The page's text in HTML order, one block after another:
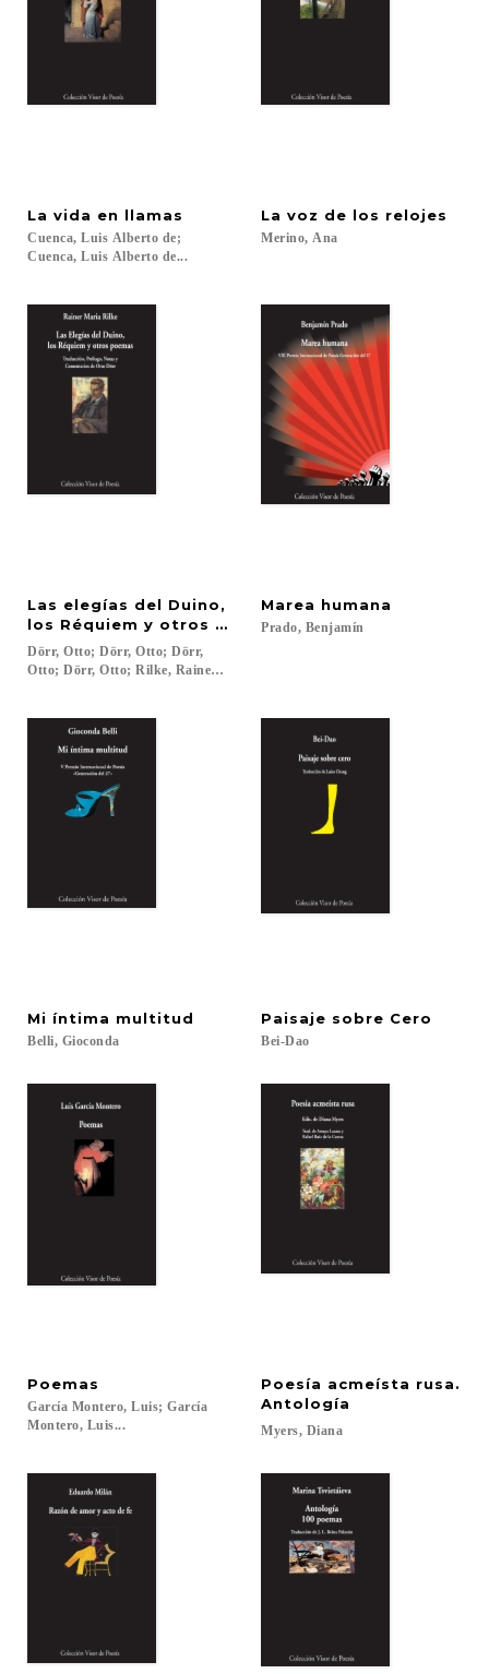
La vida en llamas
Cuenca, Luis Alberto de;
Cuenca, Luis Alberto de...
La voz de los relojes
Merino, Ana
Las elegías del Duino,
los Réquiem y otros poemas.
Dörr, Otto; Dörr, Otto; Dörr,
Otto; Dörr, Otto; Rilke, Rainer Maria...
Marea humana
Prado, Benjamín
Mi íntima multitud
Belli, Gioconda
Paisaje sobre Cero
Bei-Dao
Poemas
García Montero, Luis; García
Montero, Luis...
Poesía acmeísta rusa.
Antología
Myers, Diana